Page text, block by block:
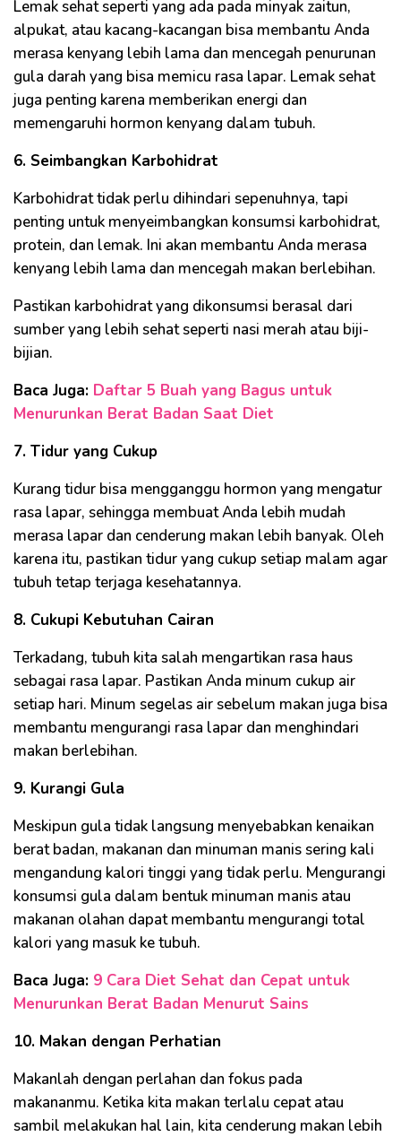
Lemak sehat seperti yang ada pada minyak zaitun,
alpukat, atau kacang-kacangan bisa membantu Anda
merasa kenyang lebih lama dan mencegah penurunan
gula darah yang bisa memicu rasa lapar. Lemak sehat
juga penting karena memberikan energi dan
memengaruhi hormon kenyang dalam tubuh.
6. Seimbangkan Karbohidrat
Karbohidrat tidak perlu dihindari sepenuhnya, tapi
penting untuk menyeimbangkan konsumsi karbohidrat,
protein, dan lemak. Ini akan membantu Anda merasa
kenyang lebih lama dan mencegah makan berlebihan.
Pastikan karbohidrat yang dikonsumsi berasal dari
sumber yang lebih sehat seperti nasi merah atau biji-
bijian.
Baca Juga: Daftar 5 Buah yang Bagus untuk
Menurunkan Berat Badan Saat Diet
7. Tidur yang Cukup
Kurang tidur bisa mengganggu hormon yang mengatur
rasa lapar, sehingga membuat Anda lebih mudah
merasa lapar dan cenderung makan lebih banyak. Oleh
karena itu, pastikan tidur yang cukup setiap malam agar
tubuh tetap terjaga kesehatannya.
8. Cukupi Kebutuhan Cairan
Terkadang, tubuh kita salah mengartikan rasa haus
sebagai rasa lapar. Pastikan Anda minum cukup air
setiap hari. Minum segelas air sebelum makan juga bisa
membantu mengurangi rasa lapar dan menghindari
makan berlebihan.
9. Kurangi Gula
Meskipun gula tidak langsung menyebabkan kenaikan
berat badan, makanan dan minuman manis sering kali
mengandung kalori tinggi yang tidak perlu. Mengurangi
konsumsi gula dalam bentuk minuman manis atau
makanan olahan dapat membantu mengurangi total
kalori yang masuk ke tubuh.
Baca Juga: 9 Cara Diet Sehat dan Cepat untuk
Menurunkan Berat Badan Menurut Sains
10. Makan dengan Perhatian
Makanlah dengan perlahan dan fokus pada
makananmu. Ketika kita makan terlalu cepat atau
sambil melakukan hal lain, kita cenderung makan lebih